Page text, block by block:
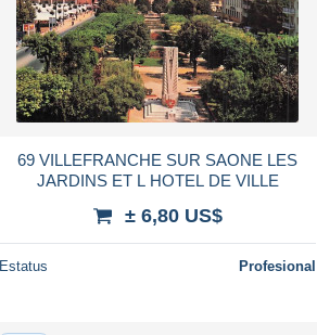
69 VILLEFRANCHE SUR SAONE LES
JARDINS ET L HOTEL DE VILLE
± 6,80 US$
Estatus Profesional